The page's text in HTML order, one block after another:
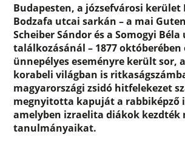
Budapesten, a józsefvárosi kerület
Bodzafa utcai sarkán – a mai
Scheiber Sándor és a Somogyi
találkozásánál – 1877 októberében
ünnepélyes eseményre került sor,
korabeli világban is
magyarországi zsidó hitfelekezet
megnyitotta kapuját a rabbiképző
amelyben izraelita diákok kezdték
tanulmányaikat.